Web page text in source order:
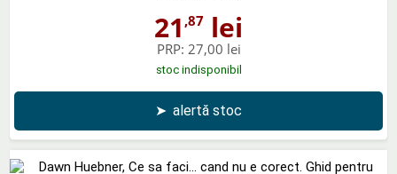
21 ,87 lei
PRP: 27,00 lei
stoc indisponibil
➤ alertă stoc